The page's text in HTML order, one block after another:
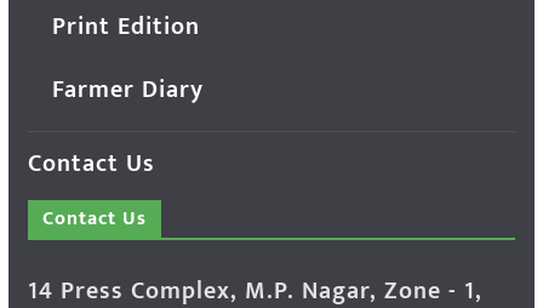
Print Edition
Farmer Diary
Contact Us
Contact Us
14 Press Complex, M.P. Nagar, Zone - 1,